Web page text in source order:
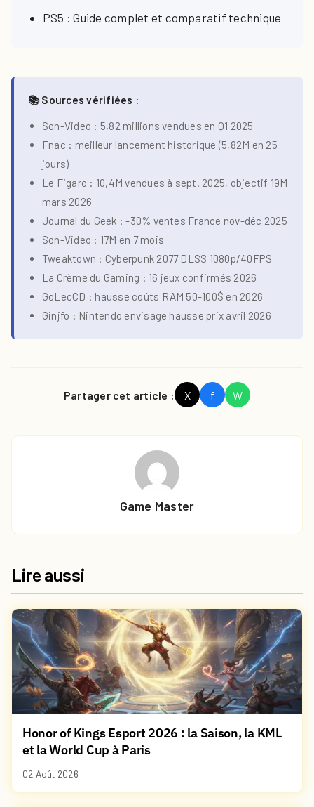
PS5 : Guide complet et comparatif technique
📚 Sources vérifiées :
Son-Video : 5,82 millions vendues en Q1 2025
Fnac : meilleur lancement historique (5,82M en 25
jours)
Le Figaro : 10,4M vendues à sept. 2025, objectif 19M
mars 2026
Journal du Geek : -30% ventes France nov-déc 2025
Son-Video : 17M en 7 mois
Tweaktown : Cyberpunk 2077 DLSS 1080p/40FPS
La Crème du Gaming : 16 jeux confirmés 2026
GoLecCD : hausse coûts RAM 50-100$ en 2026
Ginjfo : Nintendo envisage hausse prix avril 2026
Partager cet article : X f W
Game Master
Lire aussi
Honor of Kings Esport 2026 : la Saison, la KML
et la World Cup à Paris
02 Août 2026